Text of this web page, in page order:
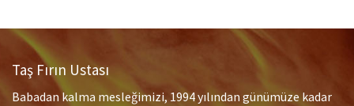
Taş Fırın Ustası
Babadan kalma mesleğimizi, 1994 yılından günümüze kadar